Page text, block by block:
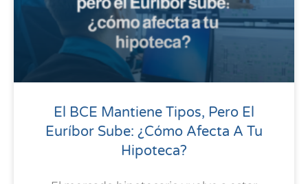
El BCE Mantiene Tipos, Pero El
Euríbor Sube: ¿cómo Afecta A Tu
Hipoteca?